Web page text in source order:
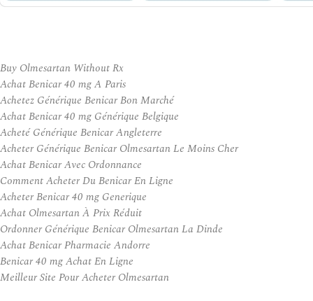
Buy Olmesartan Without Rx
Achat Benicar 40 mg A Paris
Achetez Générique Benicar Bon Marché
Achat Benicar 40 mg Générique Belgique
Acheté Générique Benicar Angleterre
Acheter Générique Benicar Olmesartan Le Moins Cher
Achat Benicar Avec Ordonnance
Comment Acheter Du Benicar En Ligne
Acheter Benicar 40 mg Generique
Achat Olmesartan À Prix Réduit
Ordonner Générique Benicar Olmesartan La Dinde
Achat Benicar Pharmacie Andorre
Benicar 40 mg Achat En Ligne
Meilleur Site Pour Acheter Olmesartan